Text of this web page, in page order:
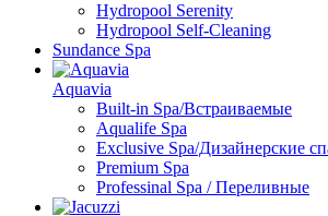
Hydropool Serenity
Hydropool Self-Сleaning
Sundance Spa
Aquavia
Built-in Spa/Встраиваемые
Aqualife Spa
Exclusive Spa/Дизайнерские
Premium Spa
Professinal Spa / Переливные